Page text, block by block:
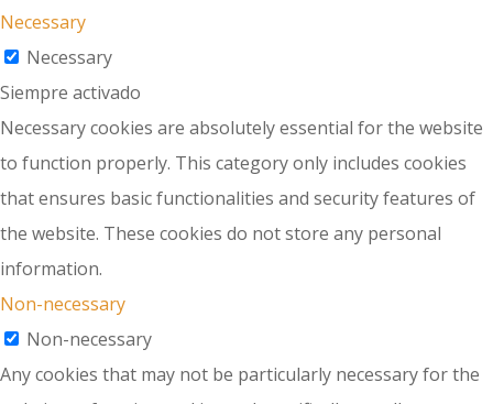
Necessary
Necessary
Siempre activado
Necessary cookies are absolutely essential for the website
to function properly. This category only includes cookies
that ensures basic functionalities and security features of
the website. These cookies do not store any personal
information.
Non-necessary
Non-necessary
Any cookies that may not be particularly necessary for the